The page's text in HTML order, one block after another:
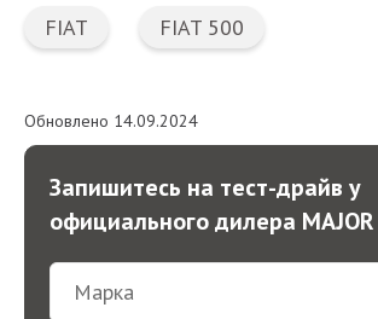
FIAT FIAT 500
Обновлено 14.09.2024
Запишитесь на тест-драйв у
официального дилера MAJOR